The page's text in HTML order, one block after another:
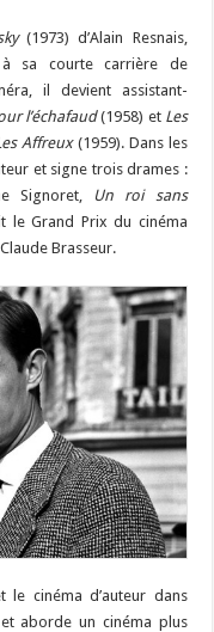
(1973) d’Alain Resnais,
sa courte carrière de
il devient assistant-
l’échafaud(1958) et Les
Affreux(1959). Dans les
et signe trois drames :
Signoret,
Un roi sans
Grand Prix du cinéma
Brasseur.
le cinéma d’auteur dans
aborde un cinéma plus